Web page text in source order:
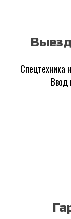
Спецтехника